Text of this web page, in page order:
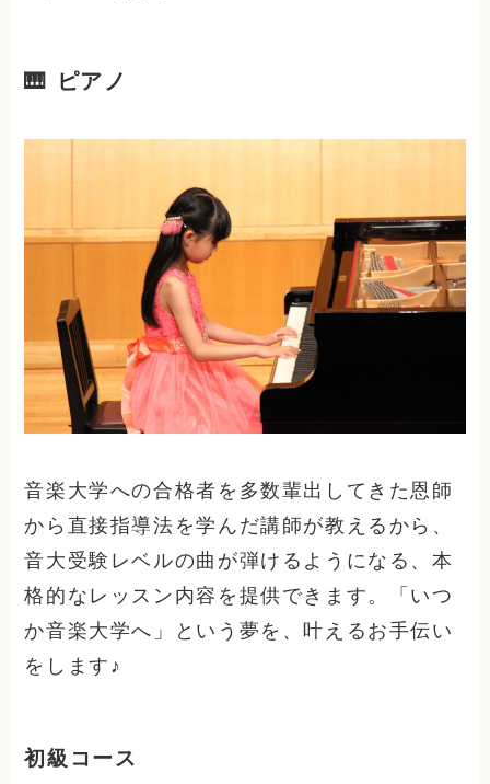
🎹 ピアノ
音楽大学への合格者を多数輩出してきた恩師
から直接指導法を学んだ講師が教えるから、
音大受験レベルの曲が弾けるようになる、本
格的なレッスン内容を提供できます。「いつ
か音楽大学へ」という夢を、叶えるお手伝い
をします♪
初級コース